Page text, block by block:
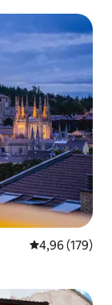
Średnia
4,96 (179)